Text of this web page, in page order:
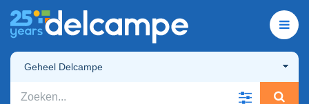
Geheel Delcampe